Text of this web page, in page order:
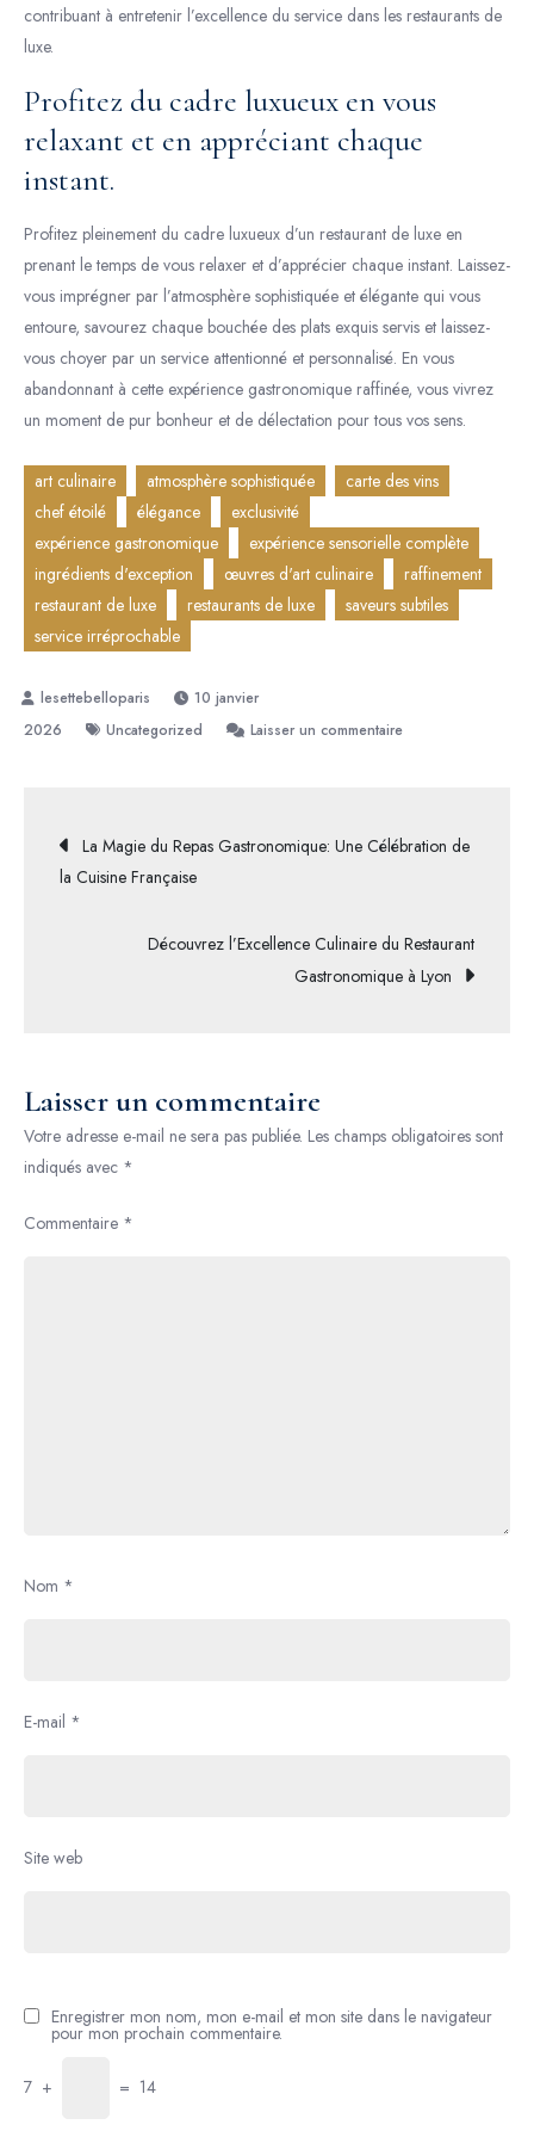
contribuant à entretenir l’excellence du service dans les restaurants de
luxe.
Profitez du cadre luxueux en vous
relaxant et en appréciant chaque
instant.
Profitez pleinement du cadre luxueux d’un restaurant de luxe en
prenant le temps de vous relaxer et d’apprécier chaque instant. Laissez-
vous imprégner par l’atmosphère sophistiquée et élégante qui vous
entoure, savourez chaque bouchée des plats exquis servis et laissez-
vous choyer par un service attentionné et personnalisé. En vous
abandonnant à cette expérience gastronomique raffinée, vous vivrez
un moment de pur bonheur et de délectation pour tous vos sens.
art culinaire atmosphère sophistiquée
carte des vins
chef étoilé
élégance
exclusivité
expérience gastronomique
expérience sensorielle complète
ingrédients d'exception
œuvres d'art culinaire
raffinement
restaurant de luxe
restaurants de luxe
saveurs subtiles
service irréprochable
10 janvier
2026
Uncategorized Laisser un commentairesur
:
Unique
d’un
Navigation
l’article
La Magie du Repas Gastronomique: Une Célébration de
la Cuisine Française
Découvrez l’Excellence Culinaire du Restaurant
Gastronomique à Lyon
Laisser un commentaire
Votre adresse e-mail ne sera pas publiée. Les champs obligatoires sont
indiqués avec *
Commentaire *
Nom *
E-mail *
Site web
Enregistrer mon nom, mon e-mail et mon site dans le navigateur
pour mon prochain commentaire.
7 + = 14